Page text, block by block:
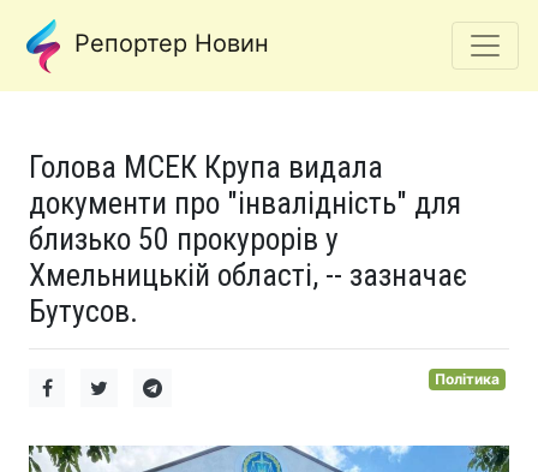
Репортер Новин
Голова МСЕК Крупа видала
документи про "інвалідність" для
близько 50 прокурорів у
Хмельницькій області, -- зазначає
Бутусов.
Політика